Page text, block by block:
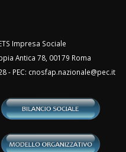
Impresa Sociale
Antica 78, 00179 Roma
- PEC: cnosfap.nazionale@pec.it